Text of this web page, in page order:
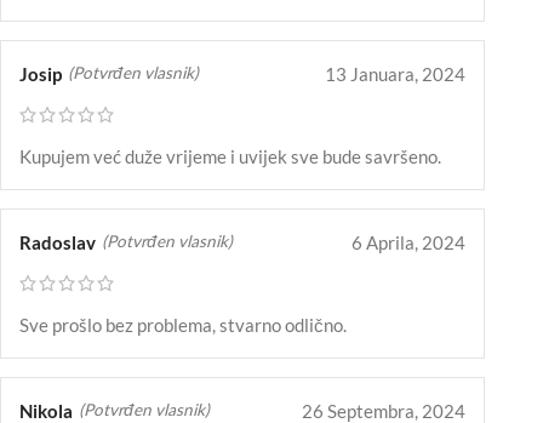
Josip (Potvrđen vlasnik) 13 Januara, 2024
Kupujem već duže vrijeme i uvijek sve bude savršeno.
Radoslav (Potvrđen vlasnik) 6 Aprila, 2024
Sve prošlo bez problema, stvarno odlično.
Nikola (Potvrđen vlasnik) 26 Septembra, 2024